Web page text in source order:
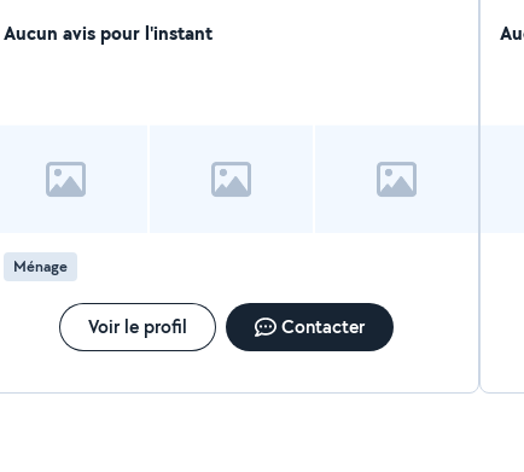
Aucun avis pour l'instant
Ménage
Voir le profil Contacter